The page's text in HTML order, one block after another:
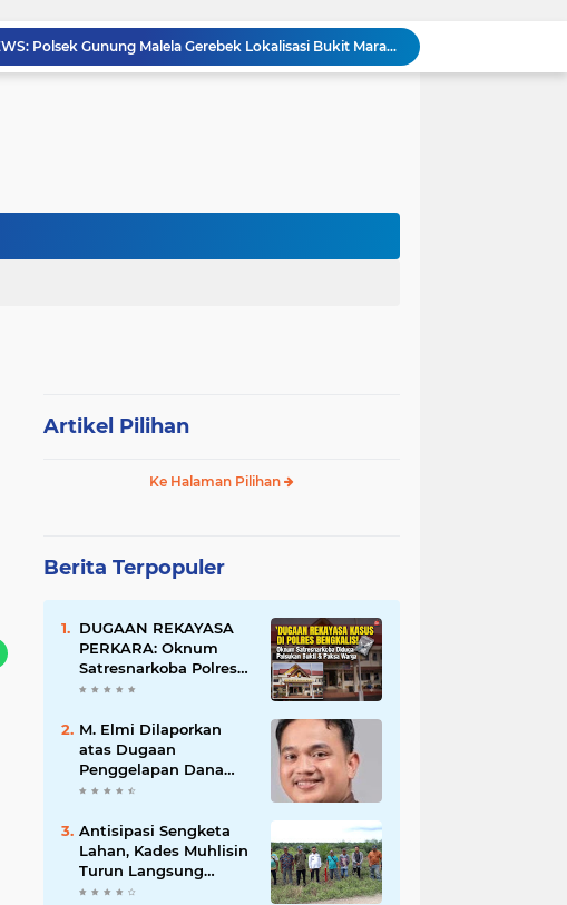
Meneguhkan Jati Diri Patambor Indonesia. PATAMBOR INDONESIA Akan Gelar RAKERNAS II Di Jakarta.
MEMBACA SUMATERA Balige Writers Festival 2026 Sukses Digelar. Tiga Hari Merawat Literasi, Budaya, dan Masa Depan Danau Toba
KABAG OPS POLRES TOBA DI NILAI KEHILANGAN INDEPENDENSI. PENGAMANAN PENEMBOKAN TANAH DI LAGUBOTI DAPAT SOROTAN.
Artikel Pilihan
Ke Halaman Pilihan
Berita Terpopuler
DUGAAN REKAYASA
PERKARA: Oknum
Satresnarkoba Polres
Bengkalis Diduga
Hingga Paksa Warga
Hadir di TKP
M. Elmi Dilaporkan
atas Dugaan
Penggelapan Dana
Pensiunan Guru dan
Pastikan Proses
Hukum Berjalan
Antisipasi Sengketa
Lahan, Kades Muhlisin
Turun Langsung
Tinjau Batas Wilayah